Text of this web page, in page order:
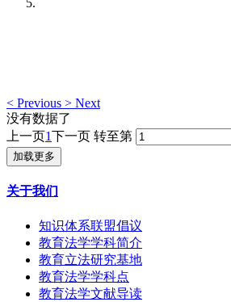
< Previous > Next
没有数据了
上一页1下一页 转至第
加载更多
关于我们
知识体系联盟倡议
教育法学学科简介
教育立法研究基地
教育法学学科点
教育法学文献导读